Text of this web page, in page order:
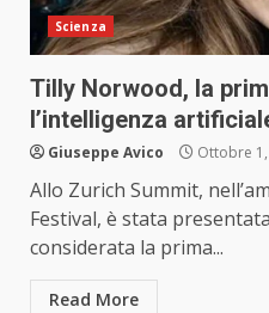
Scienza
Tilly Norwood, la
l’intelligenza
Giuseppe Avico Ottobre
Allo Zurich Summit,
Festival, è stata
considerata la prima...
Read More